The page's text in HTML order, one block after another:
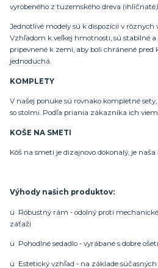
vyrobeného z tuzemského dreva
Jednotlivé modely sú k dispozícii v rôznych
Vzhľadom k veľkej hmotnosti, sú stabilné a
pripevnené k zemi, aby boli chránené pred
jednoduchá.
KOMPLETY
V našej ponuke sú rovnako kompletné
so stolmi. Podľa priania zákazníka ich
KOŠE NA SMETI
Kôš na smeti je dizajnovo dokonalý, je
Výhody našich produktov:
ü Róbustný rám - odolný proti
záťaži
ü Pohodlné sedadlo - vyrábané s dobre
ü Estetický vzhľad - na základe